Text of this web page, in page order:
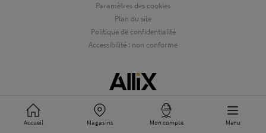
Accueil Magasins Mon compte Menu
Paramètres des cookies
Plan du site
Politique de confidentialité
Accessibilité : non conforme